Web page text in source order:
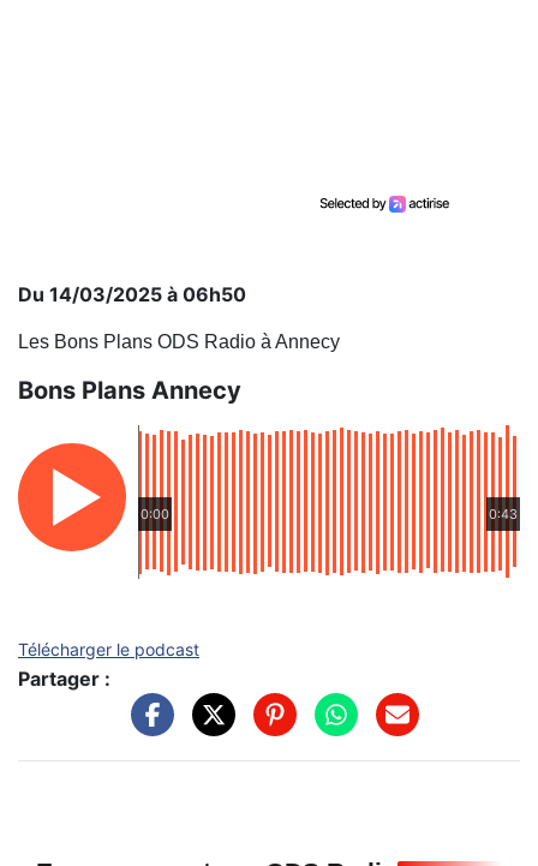
Du 14/03/2025 à 06h50
Les Bons Plans ODS Radio à Annecy
Bons Plans Annecy
0:00 0:43
Télécharger le podcast
Partager :